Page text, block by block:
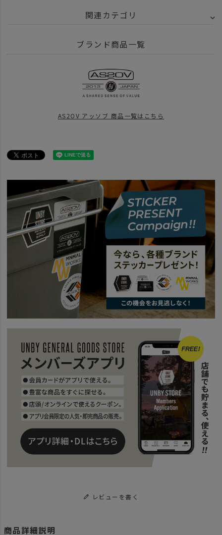
関連カテゴリ
AS2OV アッソブ EXCLUSIVE BALLISTIC NYLON - バリスティッ
AS2OV アッソブ アイテム別 ファニーパック ミニショルダー
news ライフスタイルにあったバッグ選びを。AS2OVこの４モデルなんてい
news AS2OV TRAVEL FAIR
news AS2OV Go Out
news ショルダーバッグ特集
AS2OVのおすすめトラベルバッグ海外旅行編
TRAVEL
All About EXCLUSIVE BALLISTIC NYLON Series
ブランド商品一覧
AS2OV アッソブ 商品一覧はこちら
レビューを書く
商品詳細説明